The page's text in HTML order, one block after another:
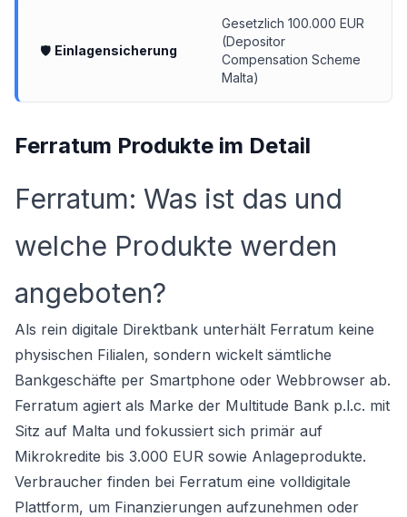
🛡 Einlagensicherung
Gesetzlich 100.000 EUR
(Depositor
Compensation Scheme
Malta)
Ferratum Produkte im Detail
Ferratum: Was ist das und
welche Produkte werden
angeboten?
Als rein digitale Direktbank unterhält Ferratum keine
physischen Filialen, sondern wickelt sämtliche
Bankgeschäfte per Smartphone oder Webbrowser ab.
Ferratum agiert als Marke der Multitude Bank p.l.c. mit
Sitz auf Malta und fokussiert sich primär auf
Mikrokredite bis 3.000 EUR sowie Anlageprodukte.
Verbraucher finden bei Ferratum eine volldigitale
Plattform, um Finanzierungen aufzunehmen oder